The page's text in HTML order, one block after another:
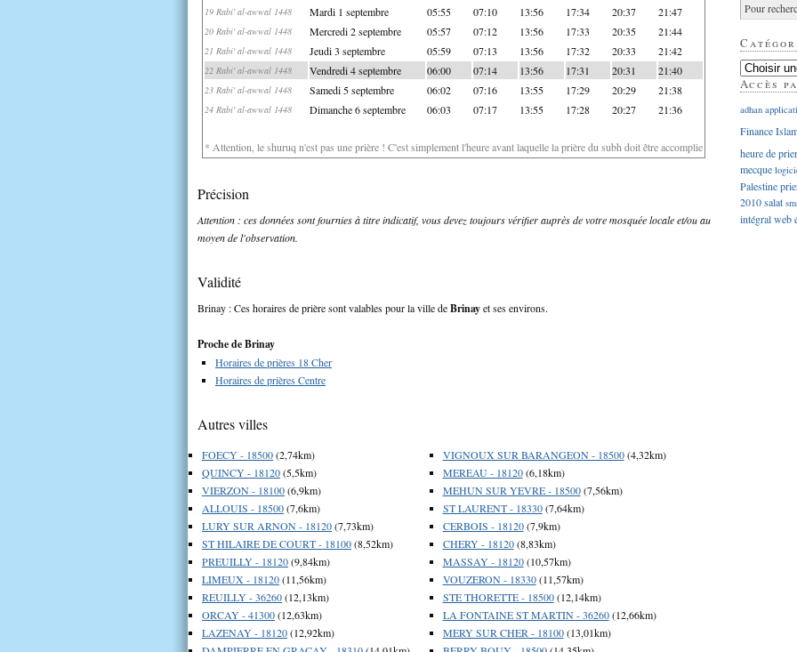
19 Rabi' al-awwal 1448 Mardi 1 septembre 05:55 07:10 13:56 17:34 20:37 21:47
20 Rabi' al-awwal 1448 Mercredi 2 septembre 05:57 07:12 13:56 17:33 20:35 21:44
21 Rabi' al-awwal 1448 Jeudi 3 septembre 05:59 07:13 13:56 17:32 20:33 21:42
22 Rabi' al-awwal 1448 Vendredi 4 septembre 06:00 07:14 13:56 17:31 20:31 21:40
23 Rabi' al-awwal 1448 Samedi 5 septembre 06:02 07:16 13:55 17:29 20:29 21:38
24 Rabi' al-awwal 1448 Dimanche 6 septembre 06:03 07:17 13:55 17:28 20:27 21:36
* Attention, le shuruq n'est pas une prière ! C'est simplement l'heure avant laquelle la prière du subh doit être accomplie
Précision
Attention : ces données sont fournies à titre indicatif, vous devez toujours vérifier auprès de votre mosquée locale et/ou au
moyen de l'observation.
Validité
Brinay : Ces horaires de prière sont valables pour la ville deBrinayet ses environs.
Proche de Brinay
Horaires de prières 18 Cher
Horaires de prières Centre
Autres villes
FOECY - 18500(2,74km)
QUINCY - 18120(5,5km)
VIERZON - 18100(6,9km)
ALLOUIS - 18500(7,6km)
LURY SUR ARNON - 18120(7,73km)
ST HILAIRE DE COURT - 18100(8,52km)
PREUILLY - 18120(9,84km)
LIMEUX - 18120(11,56km)
REUILLY - 36260(12,13km)
ORCAY - 41300(12,63km)
LAZENAY - 18120(12,92km)
VIGNOUX SUR BARANGEON - 18500(4,32km)
MEREAU - 18120(6,18km)
MEHUN SUR YEVRE - 18500(7,56km)
ST LAURENT - 18330(7,64km)
CERBOIS - 18120(7,9km)
CHERY - 18120(8,83km)
MASSAY - 18120(10,57km)
VOUZERON - 18330(11,57km)
STE THORETTE - 18500(12,14km)
LA FONTAINE ST MARTIN - 36260(12,66km)
MERY SUR CHER - 18100(13,01km)
Accès
adhan
Finance
heure de
mecque
Palestine
2010salat
intégralweb